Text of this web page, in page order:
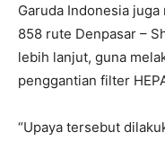
Garuda Indonesia
858 rute Denpasar –
lebih lanjut, guna
penggantian filter
“Upaya tersebut